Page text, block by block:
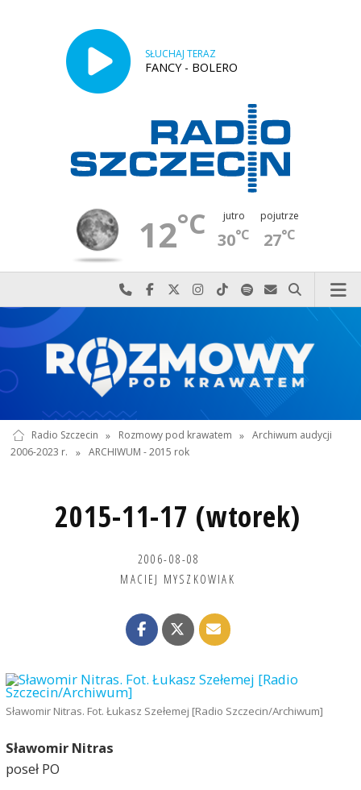
SŁUCHAJ TERAZ
FANCY - BOLERO
12°C jutro
30°C
pojutrze
27°C
Najlepiej po prostu do nas zadzwoń
Odwiedź nas na Facebook-u
Odwiedź nas na X
Odwiedź nas na Instagram-ie
Odwiedź nas na TikTok-u
Szukaj nas na Spotify
Wyślij do nas
Szukaj
Radio Szczecin » Rozmowy pod krawatem » Archiwum audycji
2006-2023 r.
» ARCHIWUM - 2015 rok
2015-11-17 (wtorek)
2006-08-08
MACIEJ MYSZKOWIAK
Sławomir Nitras. Fot. Łukasz Szełemej [Radio Szczecin/Archiwum]
Sławomir Nitras
poseł PO